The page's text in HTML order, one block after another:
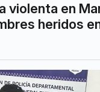
violenta en
heridos